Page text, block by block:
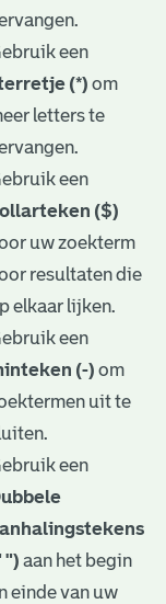
een
(*) om
letters te
een
($)
uw zoekterm
resultaten die
elkaar lijken.
een
(-) om
uit te
een
") aan het begin
einde van uw